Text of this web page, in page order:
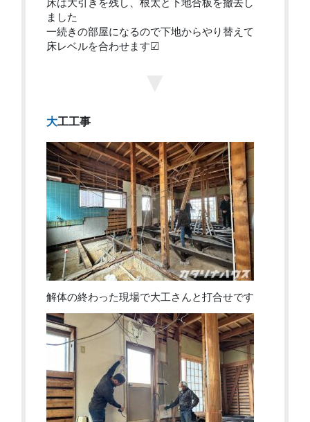
床は大引きを残し、根太と下地合板を撤去し
ました
一続きの部屋になるので下地からやり替えて
床レベルを合わせます☑
大工工事
解体の終わった現場で大工さんと打合せです